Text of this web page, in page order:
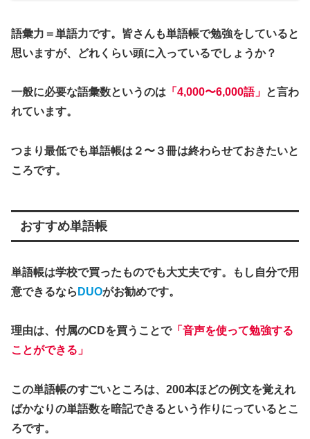
語彙力＝単語力です。皆さんも単語帳で勉強をしていると
思いますが、どれくらい頭に入っているでしょうか？
一般に必要な語彙数というのは 「4,000〜6,000語」 と言わ
れています。
つまり最低でも単語帳は２〜３冊は終わらせておきたいと
ころです。
おすすめ単語帳
単語帳は学校で買ったものでも大丈夫です。もし自分で用
意できるなら DUOがお勧めです。
理由は、付属のCDを買うことで「音声を使って勉強する
ことができる」
この単語帳のすごいところは、200本ほどの例文を覚えれ
ばかなりの単語数を暗記できるという作りにっているとこ
ろです。